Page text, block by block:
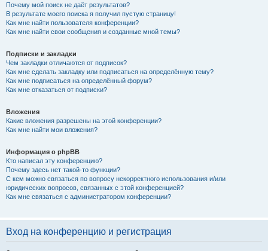
Почему мой поиск не даёт результатов?
В результате моего поиска я получил пустую страницу!
Как мне найти пользователя конференции?
Как мне найти свои сообщения и созданные мной темы?
Подписки и закладки
Чем закладки отличаются от подписок?
Как мне сделать закладку или подписаться на определённую тему?
Как мне подписаться на определённый форум?
Как мне отказаться от подписки?
Вложения
Какие вложения разрешены на этой конференции?
Как мне найти мои вложения?
Информация о phpBB
Кто написал эту конференцию?
Почему здесь нет такой-то функции?
С кем можно связаться по вопросу некорректного использования и/или
юридических вопросов, связанных с этой конференцией?
Как мне связаться с администратором конференции?
Вход на конференцию и регистрация